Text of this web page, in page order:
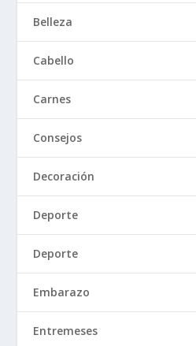
Belleza
Cabello
Carnes
Consejos
Decoración
Deporte
Deporte
Embarazo
Entremeses